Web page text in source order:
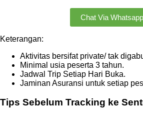
Chat Via Whatsapp
Keterangan:
Aktivitas bersifat private/ tak
Minimal usia peserta 3 tahun.
Jadwal Trip Setiap Hari Buka.
Jaminan Asuransi untuk setiap
Tips Sebelum Tracking ke